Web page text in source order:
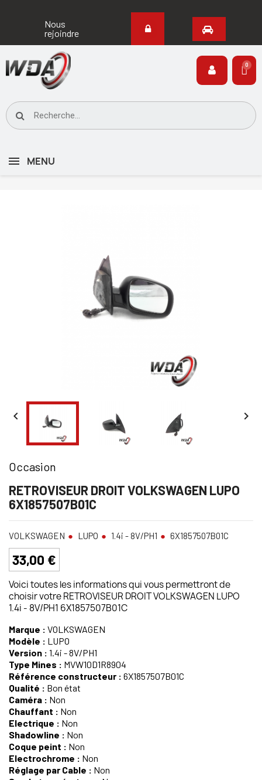
Nous
rejoindre
MENU
 
Occasion
RETROVISEUR DROIT VOLKSWAGEN LUPO
6X1857507B01C
VOLKSWAGEN LUPO 1.4i - 8V/PH1 6X1857507B01C
33,00 €
Voici toutes les informations qui vous permettront de
choisir votre RETROVISEUR DROIT VOLKSWAGEN LUPO
1.4i - 8V/PH1 6X1857507B01C
Marque : VOLKSWAGEN
Modèle : LUPO
Version : 1.4i - 8V/PH1
Type Mines : MVW10D1R8904
Référence constructeur : 6X1857507B01C
Qualité : Bon état
Caméra : Non
Chauffant : Non
Electrique : Non
Shadowline : Non
Coque peint : Non
Electrochrome : Non
Réglage par Cable : Non